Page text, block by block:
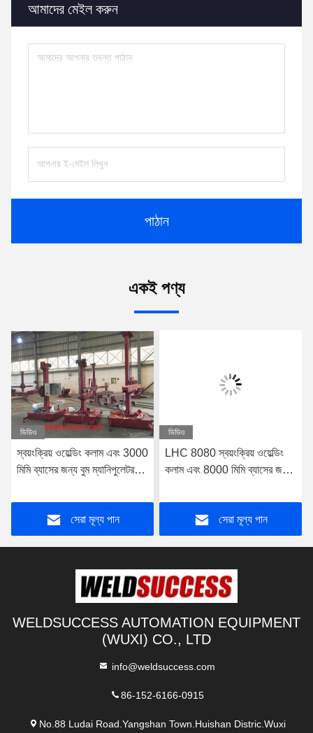
আমাদের মেইল ​​করুন
পাঠান
একই পণ্য
ভিডিও
স্বয়ংক্রিয় ওয়েল্ডিং কলাম এবং 3000
মিমি ব্যাসের জন্য বুম ম্যানিপুলেটর
সেরা মূল্য পান
ভিডিও
LHC 8080 স্বয়ংক্রিয় ওয়েল্ডিং
কলাম এবং 8000 মিমি ব্যাসের জন্য
সেরা মূল্য পান
WELDSUCCESS AUTOMATION EQUIPMENT
(WUXI) CO., LTD
info@weldsuccess.com
86-152-6166-0915
No.88 Ludai Road.Yangshan Town.Huishan Distric.Wuxi